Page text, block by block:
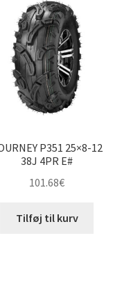
P351 25×8-12
38J 4PR E#
101.68€
Tilføj til kurv